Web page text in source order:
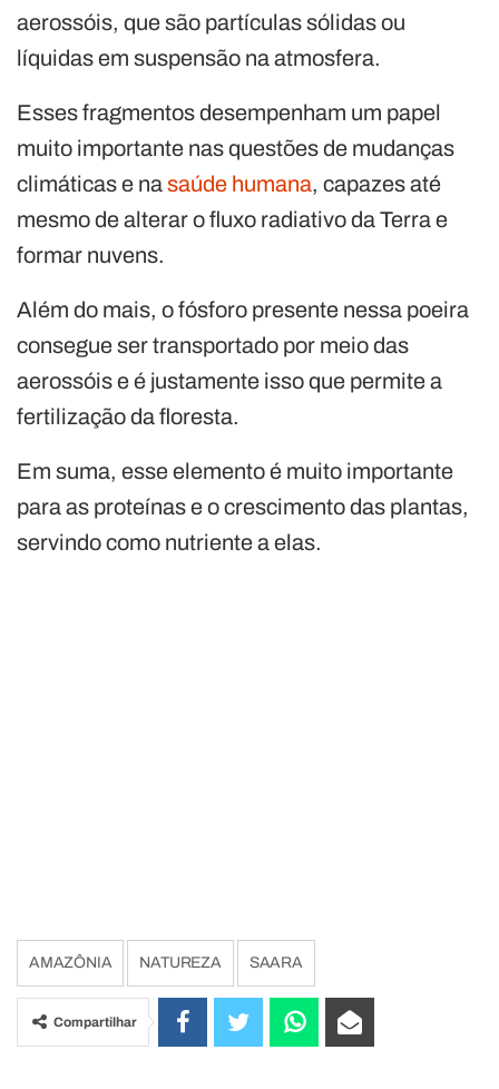
aerossóis, que são partículas sólidas ou
líquidas em suspensão na atmosfera.
Esses fragmentos desempenham um papel
muito importante nas questões de mudanças
climáticas e nasaúde humana, capazes até
mesmo de alterar o fluxo radiativo da Terra e
formar nuvens.
Além do mais, o fósforo presente nessa poeira
consegue ser transportado por meio das
aerossóis e é justamente isso que permite a
fertilização da floresta.
Em suma, esse elemento é muito importante
para as proteínas e o crescimento das plantas,
servindo como nutriente a elas.
AMAZÔNIA NATUREZA SAARA
Compartilhar